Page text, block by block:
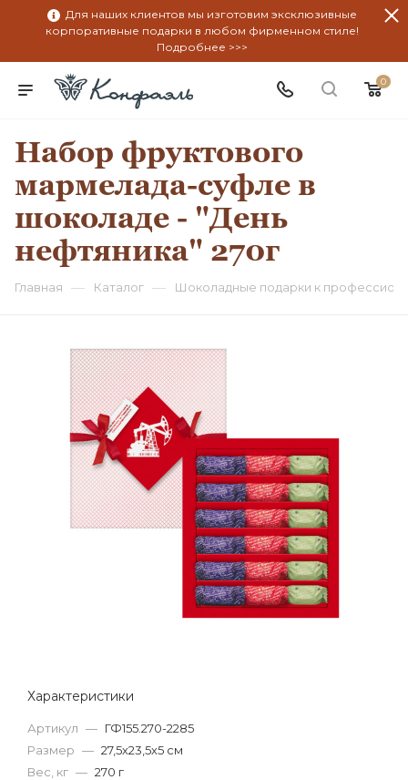
Для наших клиентов мы изготовим эксклюзивные
корпоративные подарки в любом фирменном стиле!
Подробнее >>>
0
Набор фруктового
мармелада-суфле в
шоколаде - "День
нефтяника" 270г
Главная — Каталог — Шоколадные подарки к
Характеристики
Артикул — ГФ155.270-2285
Размер — 27,5х23,5х5 см
Вес, кг — 270 г